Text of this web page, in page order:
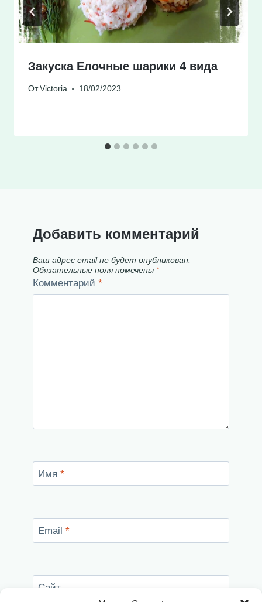
Закуска Елочные шарики 4 вида
От Victoria 18/02/2023
Добавить комментарий
Ваш адрес email не будет опубликован.
Обязательные поля помечены *
Комментарий *
Имя *
Email *
Сайт